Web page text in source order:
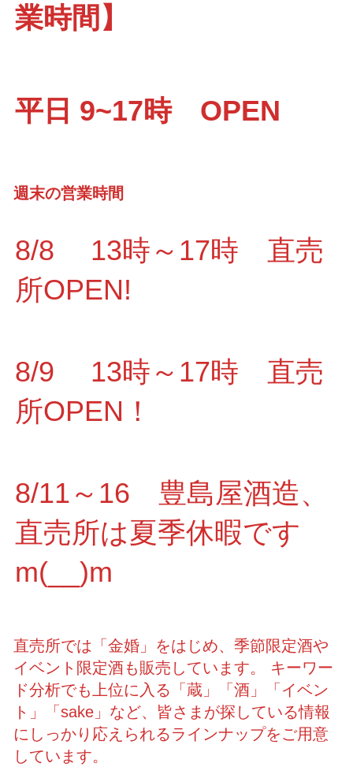
業時間】
平日 9~17時 OPEN
週末の営業時間
8/8 13時～17時 直売
所OPEN!
8/9 13時～17時 直売
所OPEN！
8/11～16 豊島屋酒造、
直売所は夏季休暇です
m(__)m
直売所では「金婚」をはじめ、季節限定酒や
イベント限定酒も販売しています。 キーワー
ド分析でも上位に入る「蔵」「酒」「イベン
ト」「sake」など、皆さまが探している情報
にしっかり応えられるラインナップをご用意
しています。